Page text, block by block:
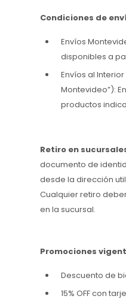
Condiciones de
Envíos
disponibles a
Envíos al
Montevideo”):
productos
Retiro en
documento de
desde la dirección
Cualquier retiro
en la sucursal.
Promociones
Descuento de
15% OFF con